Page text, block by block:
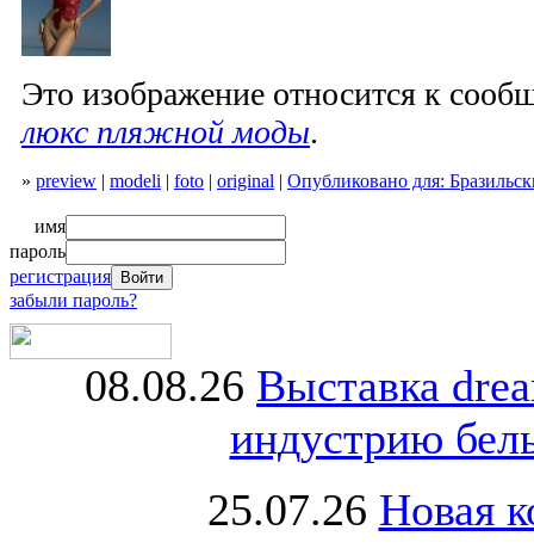
Это изображение относится к
люкс пляжной моды.
» preview | modeli | foto | original | Опубликовано для:
имя
пароль
регистрация
забыли пароль?
08.08.26 Выставка
индустрию
25.07.26 Новая